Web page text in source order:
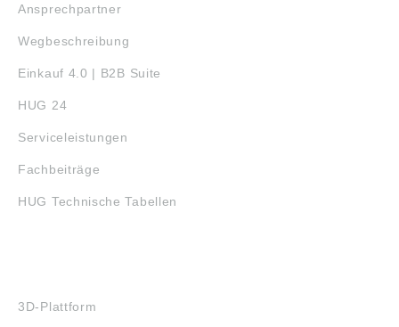
Ansprechpartner
Wegbeschreibung
Einkauf 4.0 | B2B Suite
HUG 24
Serviceleistungen
Fachbeiträge
HUG Technische Tabellen
3D-Plattform